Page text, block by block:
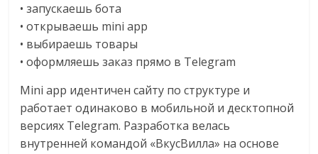
обсудить
эти
изменения
читателем.
• запускаешь бота
• открываешь mini app
• выбираешь товары
• оформляешь заказ прямо в Telegram
Mini app идентичен сайту по структуре и
работает одинаково в мобильной и десктопной
версиях Telegram. Разработка велась
внутренней командой «ВкусВилла» на основе